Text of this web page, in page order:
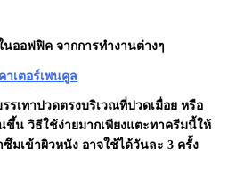
ย
นออฟฟิค จากการทำงานต่างๆ
าเตอร์เพนคูล
รเทาปวดตรงบริเวณที่ปวดเมื่อย หรือ
ขึ้น วิธีใช้ง่ายมากเพียงแตะทาครีมนี้ให้
มเข้าผิวหนัง อาจใช้ได้วันละ 3 ครั้ง